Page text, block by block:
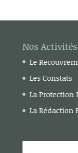
Nos Activités
Le
Les Constats
La Protection
La Rédaction